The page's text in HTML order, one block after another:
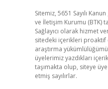
Sitemiz, 5651 Sayılı
ve İletişim Kurumu (BTK)
Sağlayıcı olarak hizmet
sitedeki içerikleri proaktif
araştırma
üyelerimiz yazdıkları
taşımakta olup, siteye
etmiş sayılırlar.